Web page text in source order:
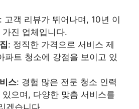
: 고객 리뷰가 뛰어나며, 10년 이
진 업체입니다.
: 정직한 가격으로 서비스 제
파트 청소에 강점을 보이고 있
스: 경험 많은 전문 청소 인력
으며, 다양한 맞춤 서비스를